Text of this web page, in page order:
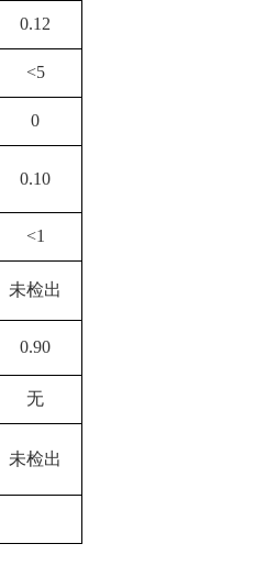
0.12
<5
0
0.10
<1
未检出
0.90
无
未检出